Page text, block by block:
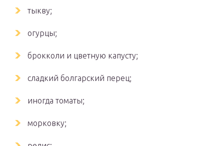
тыкву;
огурцы;
брокколи и цветную капусту;
сладкий болгарский перец;
иногда томаты;
морковку;